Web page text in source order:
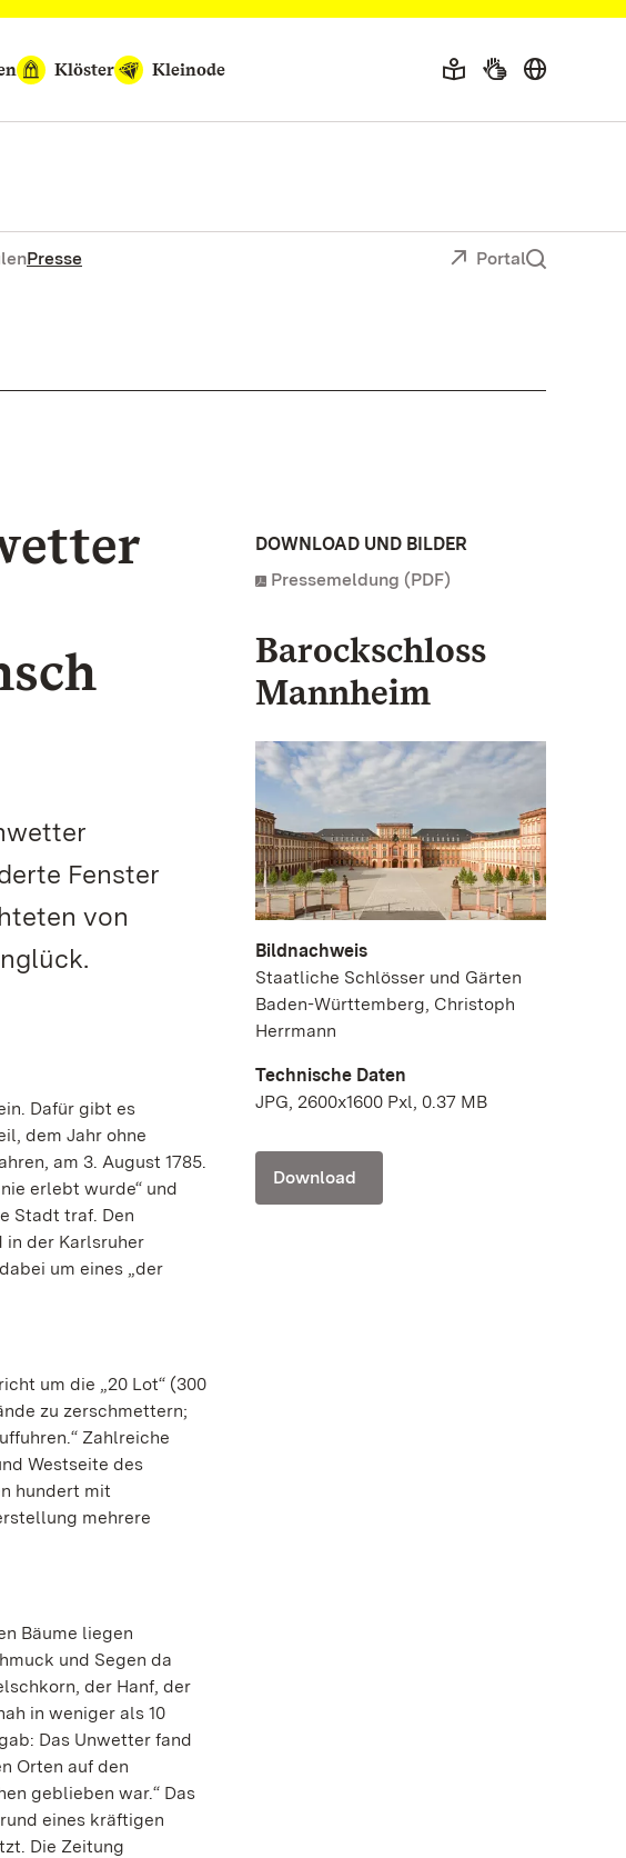
Klöster Kleinode
Presse Portal
Fenster
von
Dafür gibt es
dem Jahr ohne
am 3. August 1785.
erlebt wurde“ und
Stadt traf. Den
in der Karlsruher
um eines „der
um die „20 Lot“ (300
zu zerschmettern;
Zahlreiche
Westseite des
hundert mit
mehrere
Bäume liegen
und Segen da
der Hanf, der
in weniger als 10
Das Unwetter fand
Orten auf den
geblieben war.“ Das
eines kräftigen
Die Zeitung
DOWNLOAD UND BILDER
Pressemeldung (PDF)
Barockschloss
Mannheim
Bildnachweis
Staatliche Schlösser und Gärten
Baden-Württemberg, Christoph
Herrmann
Technische Daten
JPG, 2600x1600 Pxl, 0.37 MB
Download